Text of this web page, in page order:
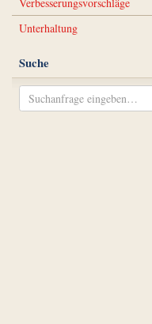
Unterhaltung
Suche